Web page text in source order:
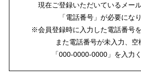
現在ご登録いただいているメー
「電話番号」が必要にな
※会員登録時に入力した電話番号を
また電話番号が未入力、空
「000-0000-0000」を入力